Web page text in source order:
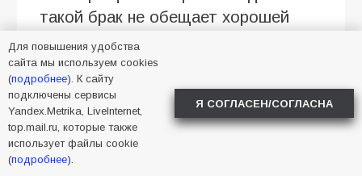
такой брак не обещает хорошей
— Нельзя есть сырые яблоки:
чтобы не навлечь хворь на живот.
— После захода солнца не
открывают окна: чтобы нечистые
Для повышения удобства
сайта мы используем cookies
(подробнее). К сайту
подключены сервисы
Yandex.Metrika, LiveInternet,
top.mail.ru, которые также
использует файлы cookie
(подробнее).
Я СОГЛАСЕН/СОГЛАСНА